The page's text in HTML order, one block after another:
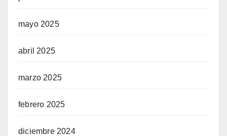
mayo 2025
abril 2025
marzo 2025
febrero 2025
diciembre 2024